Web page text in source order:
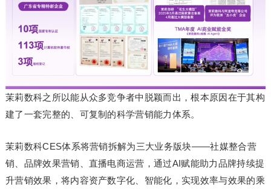
茉莉数科之所以能从众多竞争者中脱颖而出，根本原因在于其构
建了一套完整的、可复制的科学营销能力体系。
茉莉数科CES体系将营销拆解为三大业务版块——社媒整合营
销、品牌效果营销、直播电商运营，通过AI赋能助力品牌持续提
升营销效果，将内容资产数字化、智能化，实现效率与效果的乘